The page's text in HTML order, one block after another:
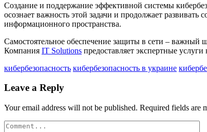
Создание и поддержание эффективной системы
осознает важность этой задачи и продолжает
информационного пространства.
Самостоятельное обеспечение защиты в сети – важный
Компания IT Solutions предоставляет экспертные
кибербезопасность кибербезопасность в украине
Leave a Reply
Your email address will not be published. Required fields are